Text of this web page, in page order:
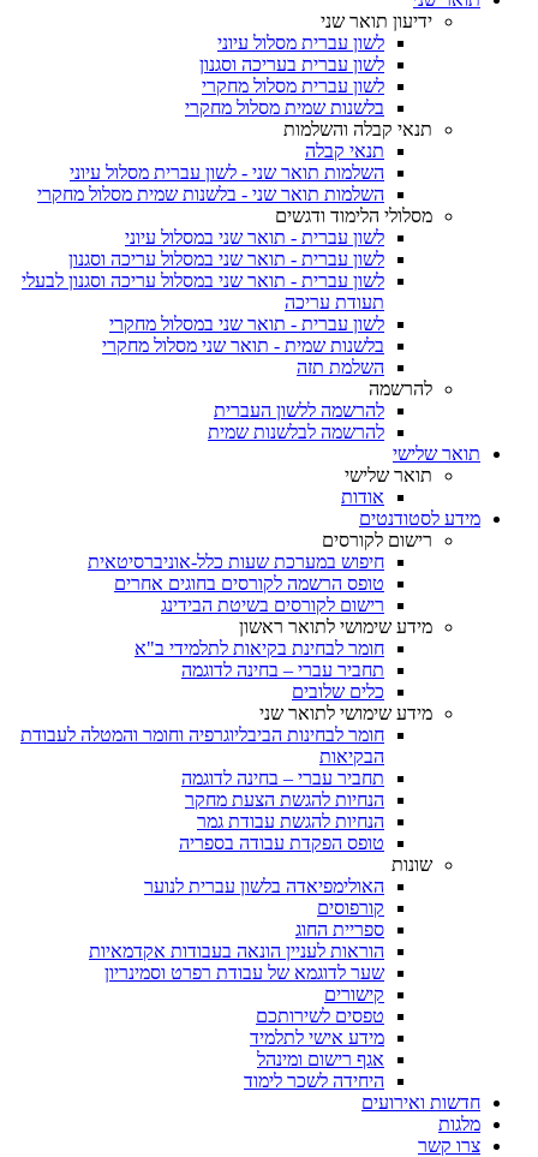
ידיעון תואר שני
לשון עברית מסלול עיוני
לשון עברית בעריכה וסגנון
לשון עברית מסלול מחקרי
בלשנות שמית מסלול מחקרי
תנאי קבלה והשלמות
תנאי קבלה
השלמות תואר שני - לשון עברית מסלול עיוני
השלמות תואר שני - בלשנות שמית מסלול מחקרי
מסלולי הלימוד ודגשים
לשון עברית - תואר שני במסלול עיוני
לשון עברית - תואר שני במסלול עריכה וסגנון
לשון עברית - תואר שני במסלול עריכה וסגנון לבעלי
תעודת עריכה
לשון עברית - תואר שני במסלול מחקרי
בלשנות שמית - תואר שני מסלול מחקרי
השלמת תזה
להרשמה
להרשמה ללשון העברית
להרשמה לבלשנות שמית
תואר שלישי
תואר שלישי
אודות
מידע לסטודנטים
רישום לקורסים
חיפוש במערכת שעות כלל-אוניברסיטאית
טופס הרשמה לקורסים בחוגים אחרים
רישום לקורסים בשיטת הבידינג
מידע שימושי לתואר ראשון
חומר לבחינת בקיאות לתלמידי ב"א
תחביר עברי – בחינה לדוגמה
כלים שלובים
מידע שימושי לתואר שני
חומר לבחינות הביבליוגרפיה וחומר והמטלה לעבודת
הבקיאות
תחביר עברי – בחינה לדוגמה
הנחיות להגשת הצעת מחקר
הנחיות להגשת עבודת גמר
טופס הפקדת עבודה בספריה
שונות
האולימפיאדה בלשון עברית לנוער
קורפוסים
ספריית החוג
הוראות לעניין הונאה בעבודות אקדמאיות
שער לדוגמא של עבודת רפרט וסמינריון
קישורים
טפסים לשירותכם
מידע אישי לתלמיד
אגף רישום ומינהל
היחידה לשכר לימוד
חדשות ואירועים
מלגות
צרו קשר